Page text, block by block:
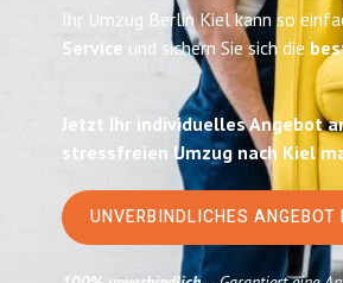
Ihr Umzug Berlin Kiel kann so
Service und sichern Sie sich die
Jetzt Ihr individuelles Angebot
stressfreien Umzug nach Kiel
UNVERBINDLICHES ANGEBOT